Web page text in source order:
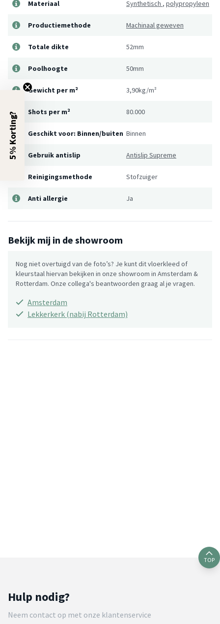
Materiaal Synthetisch , polypropyleen
Productiemethode Machinaal geweven
Totale dikte 52mm
Poolhoogte 50mm
Gewicht per m² 3,90kg/m²
Shots per m² 80.000
Geschikt voor: Binnen/buiten Binnen
Gebruik antislip Antislip Supreme
Reinigingsmethode Stofzuiger
Anti allergie Ja
Bekijk mij in de showroom
Nog niet overtuigd van de foto’s? Je kunt dit vloerkleed of
kleurstaal hiervan bekijken in onze showroom in Amsterdam &
Rotterdam. Onze collega's beantwoorden graag al je vragen.
Amsterdam
Lekkerkerk (nabij Rotterdam)
TOP
Hulp nodig?
Neem contact op met onze klantenservice
5% Korting?